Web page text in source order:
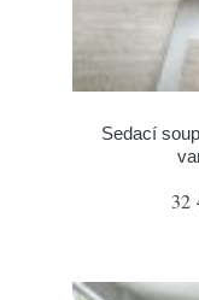
Sedací
32